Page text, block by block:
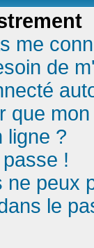
me
de
que
ligne ?
!
peux
le